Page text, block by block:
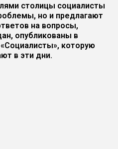
столицы социалисты
но и предлагают
на вопросы,
опубликованы в
которую
в эти дни.